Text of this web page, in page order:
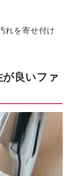
れを寄せ付け
良いファ